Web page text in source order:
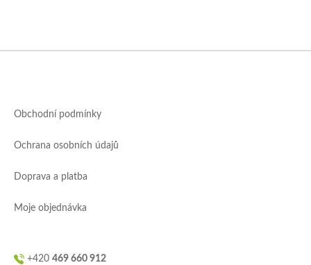
Obchodní podmínky
Ochrana osobních údajů
Doprava a platba
Moje objednávka
+420 469 660 912